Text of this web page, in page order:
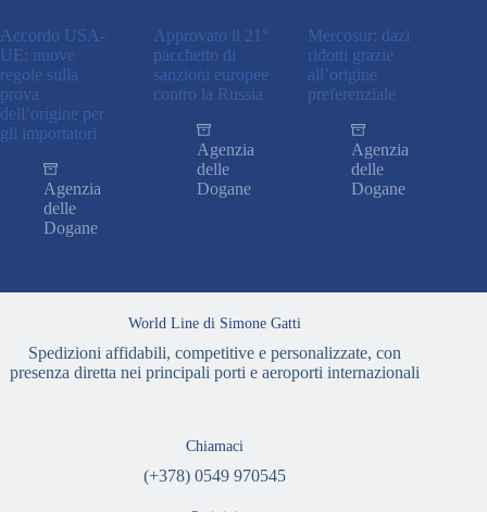
Accordo USA-
UE: nuove
regole sulla
prova
dell’origine per
gli importatori
Agenzia
delle
Dogane
Approvato il 21°
pacchetto di
sanzioni europee
contro la Russia
Agenzia
delle
Dogane
Mercosur: dazi
ridotti grazie
all’origine
preferenziale
Agenzia
delle
Dogane
World Line di Simone Gatti
Spedizioni affidabili, competitive e personalizzate, con
presenza diretta nei principali porti e aeroporti internazionali
Chiamaci
(+378) 0549 970545